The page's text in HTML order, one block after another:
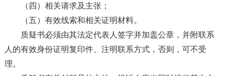
（四）相关请求及主张；
（五）有效线索和相关证明材料。
质疑书必须由其法定代表人签字并加盖公章，并附联系
人的有效身份证明复印件、注明联系方式，否则，可不受
理。